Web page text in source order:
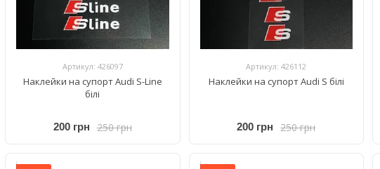
Артикул: 426097
Наклейки на супорт Audi S-Line
білі
250 грн
200 грн
Артикул: 426112
Наклейки на супорт Audi S білі
250 грн
200 грн